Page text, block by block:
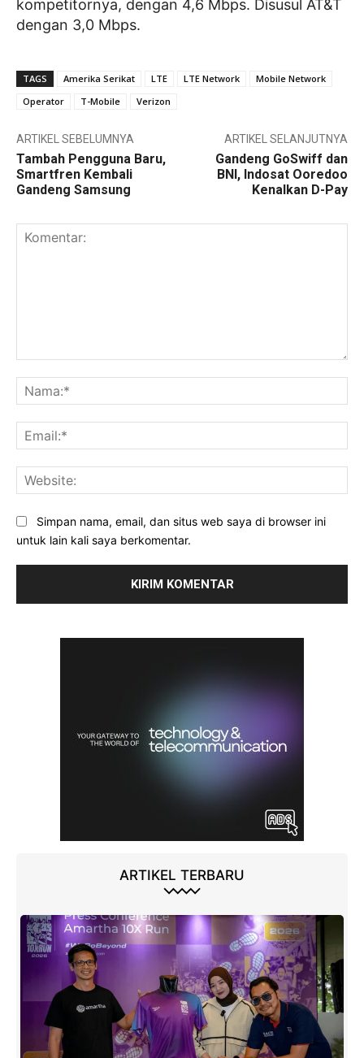
kompetitornya, dengan 4,6 Mbps. Disusul AT&T
dengan 3,0 Mbps.
TAGS Amerika Serikat LTE LTE Network
Mobile Network
Operator
T-Mobile Verizon
ARTIKEL SEBELUMNYA
Tambah Pengguna Baru,
Smartfren Kembali
Gandeng Samsung
ARTIKEL SELANJUTNYA
Gandeng GoSwiff dan
BNI, Indosat Ooredoo
Kenalkan D-Pay
Simpan nama, email, dan situs web saya di browser ini
untuk lain kali saya berkomentar.
ARTIKEL TERBARU